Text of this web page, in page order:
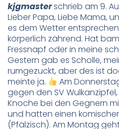
kjgmasterschrieb am 9.
Lieber Papa, Liebe Mama,
es dem Wetter
körperlich zährend. Hat
Fressnapf oder in meine
Gestern gab es Scholle,
rumgezuckt, aber des ist
meinte ja.
Am
gegen den SV
Knoche bei den Gegnern
und hatten einen
(Pfälzisch). Am Montag